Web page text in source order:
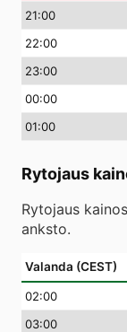
21:00
22:00
23:00
00:00
01:00
Rytojaus
Rytojaus
anksto.
Valanda (CEST)
02:00
03:00